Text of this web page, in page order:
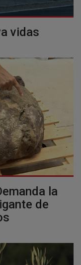
vidas
la
de